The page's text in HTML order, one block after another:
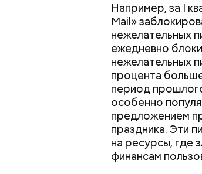
Например, за I
Mail»
нежелательных
ежедневно
нежелательных
процента
период
особенно
предложением
праздника. Эти
на ресурсы, где
финансам
Как поменять батареи дома и
Как